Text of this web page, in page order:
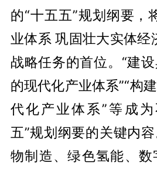
的“十五五”规划纲要，
业体系 巩固壮大实体经
战略任务的首位。“建
的现代化产业体系”“构
代化产业体系”等成
五”规划纲要的关键内
物制造、绿色氢能、